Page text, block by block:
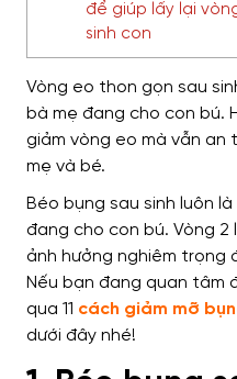
để giúp lấy lại
sinh con
Vòng eo thon gọn sau
bà mẹ đang cho con bú.
giảm vòng eo mà vẫn an
mẹ và bé.
Béo bụng sau sinh luôn
đang cho con bú. Vòng
ảnh hưởng nghiêm trọng
Nếu bạn đang quan tâm
qua 11 cách giảm mỡ
dưới đây nhé!